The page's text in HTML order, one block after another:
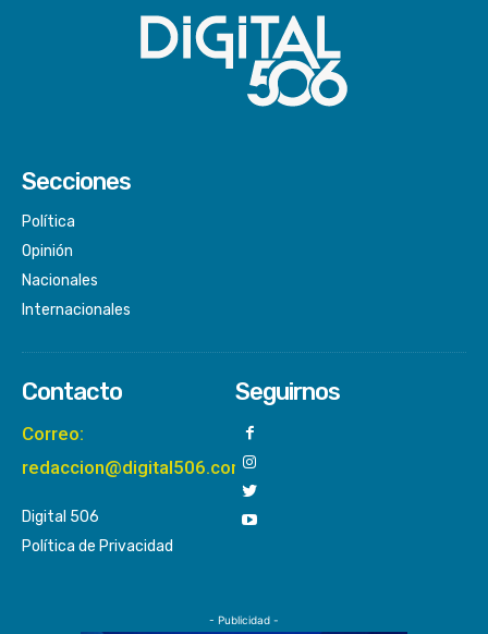
Secciones
Política
Opinión
Nacionales
Internacionales
Contacto
Correo:
redaccion@digital506.com
Digital 506
Política de Privacidad
Seguirnos
- Publicidad -